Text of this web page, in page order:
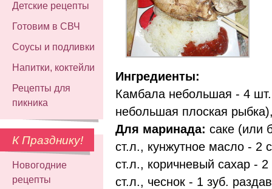
Детские рецепты
Готовим в СВЧ
Соусы и подливки
Напитки, коктейли
Рецепты для
пикника
К Празднику!
Новогодние
рецепты
Ингредиенты:
Камбала небольшая - 4 шт.
небольшая плоская
Для маринада: саке (или
ст.л., кунжутное масло - 2
ст.л., коричневый сахар - 2
ст.л., чеснок - 1 зуб.